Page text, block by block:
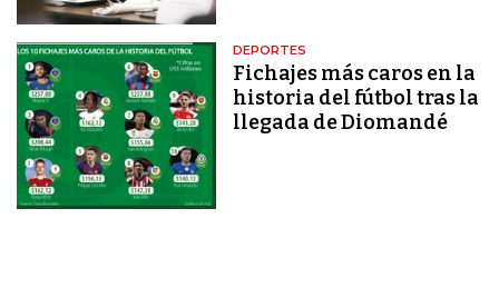
DEPORTES
Fichajes más caros en la
historia del fútbol tras la
llegada de Diomandé